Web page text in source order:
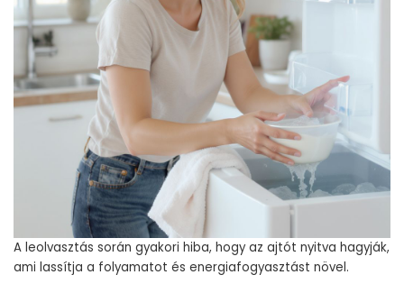
A leolvasztás során gyakori hiba, hogy az ajtót nyitva hagyják,
ami lassítja a folyamatot és energiafogyasztást növel.